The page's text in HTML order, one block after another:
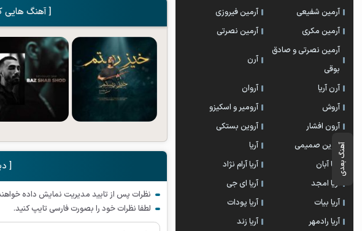
آهنگ بعدی
[ آهنگ هایی
[
نظرات پس از تایید مدیریت نمایش داده
لطفا نظرات خود را بصورت فارسی تایپ کنید.
آرمین شفیعی
آرمین فیروزی
آرمین مکری
آرمین نصرتی
آرمین نصرتی و صادق
بوقی
آرن
آرن آریا
آروان
آروش
آرومیر و اسکیزو
آرون افشار
آروین بستکی
آروین صمیمی
آریا
آریا آبان
آریا آرام نژاد
آریا امجد
آریا ای جی
آریا بیات
آریا پودات
آریا رادمهر
آریا زند